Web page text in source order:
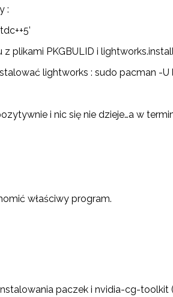
:
plikami PKGBULID i
lightworks : sudo pacman -U
i nic się nie dzieje…a w
właściwy program.
paczek i nvidia-cg-toolkit